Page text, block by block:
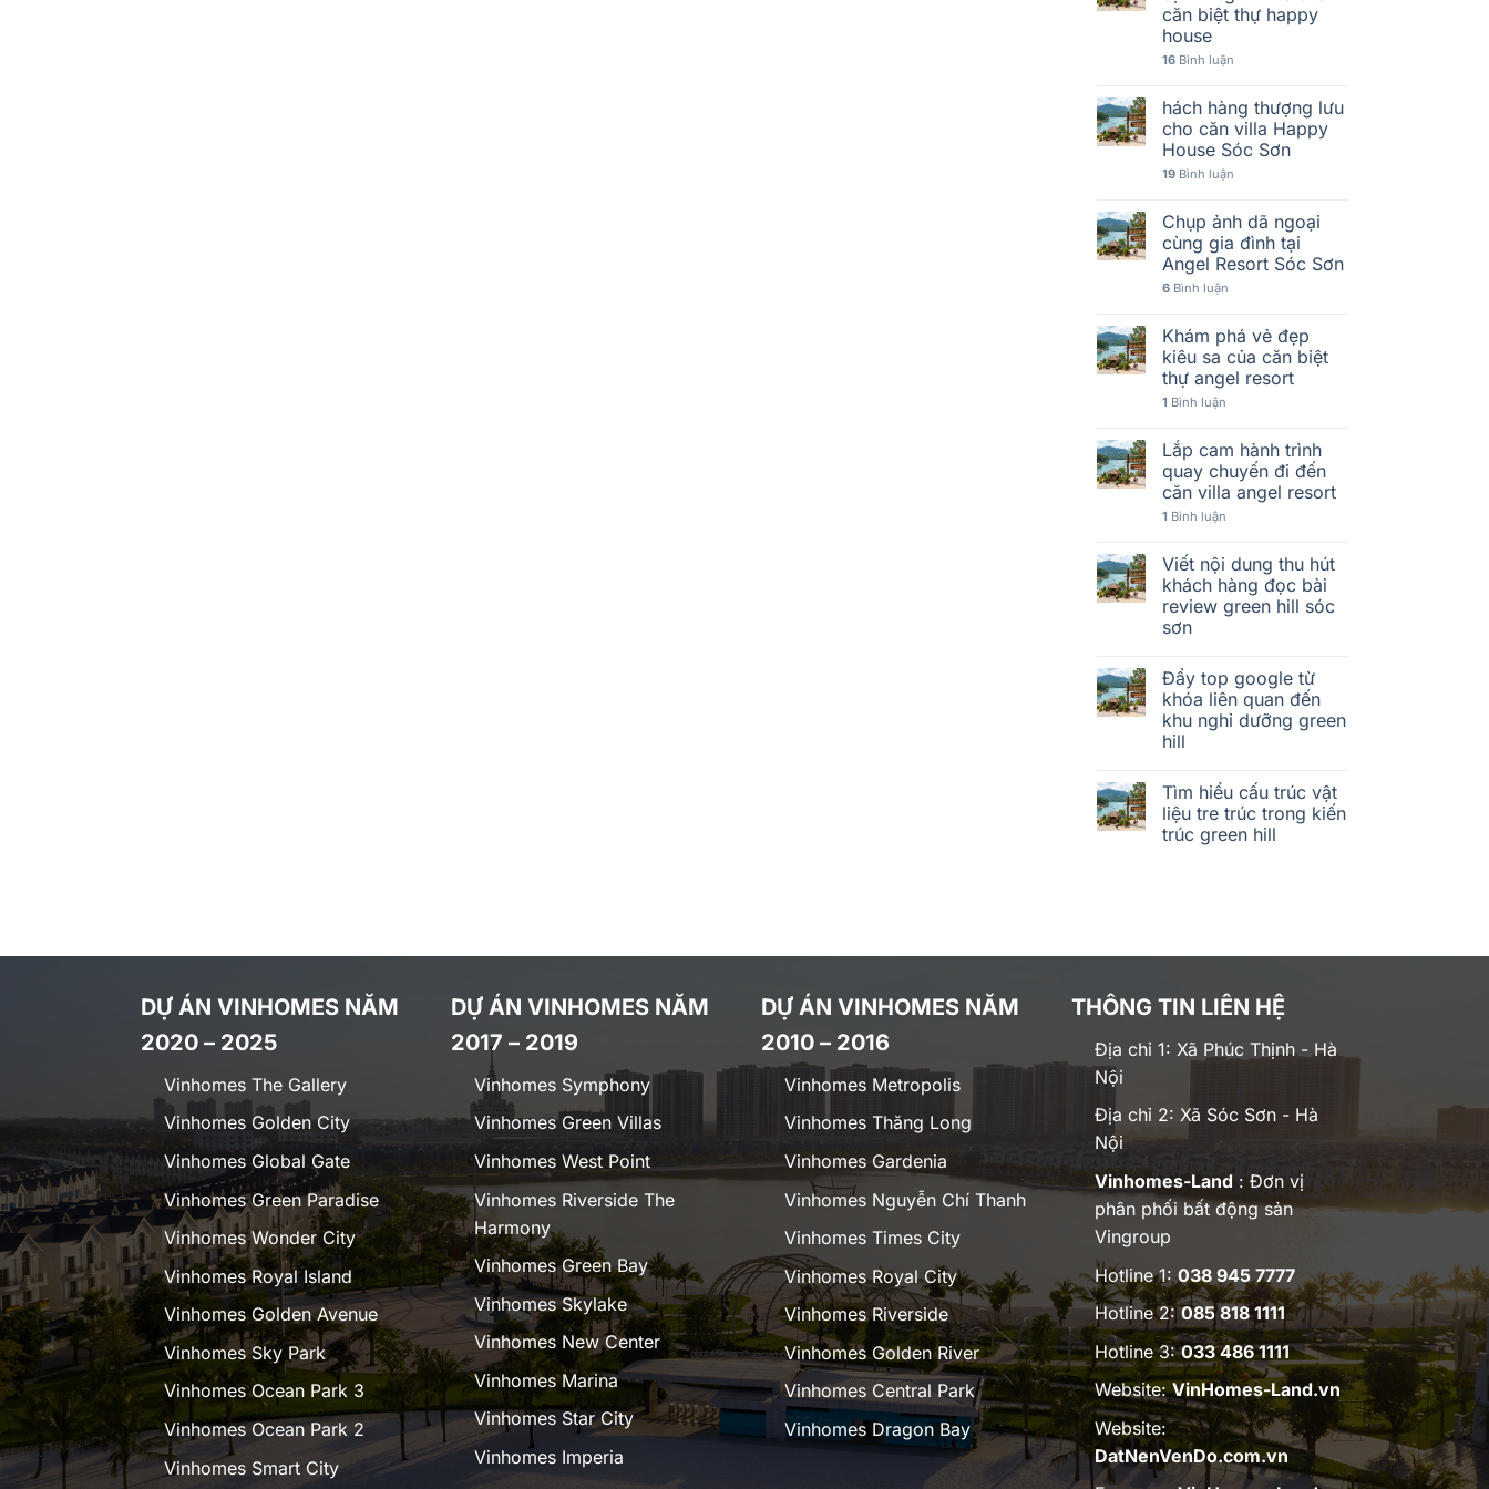
căn biệt thự happy
house
16Bình luận
hách hàng thượng lưu
cho căn villa Happy
House Sóc Sơn
19Bình luận
Chụp ảnh dã ngoại
cùng gia đình tại
Angel Resort Sóc Sơn
6Bình luận
Khám phá vẻ đẹp
kiêu sa của căn biệt
thự angel resort
1 Bình luận
Lắp cam hành trình
quay chuyến đi đến
căn villa angel resort
1 Bình luận
Viết nội dung thu hút
khách hàng đọc bài
review green hill sóc
sơn
Đẩy top google từ
khóa liên quan đến
khu nghỉ dưỡng green
hill
Tìm hiểu cấu trúc vật
liệu tre trúc trong kiến
trúc green hill
DỰ ÁN VINHOMES NĂM
2020 – 2025
Vinhomes The Gallery
Vinhomes Golden City
Vinhomes Global Gate
Vinhomes Green Paradise
Vinhomes Wonder City
Vinhomes Royal Island
Vinhomes Golden Avenue
Vinhomes Sky Park
Vinhomes Ocean Park 3
Vinhomes Ocean Park 2
Vinhomes Smart City
DỰ ÁN VINHOMES NĂM
2017 – 2019
Vinhomes Symphony
Vinhomes Green Villas
Vinhomes West Point
Vinhomes Riverside The
Harmony
Vinhomes Green Bay
Vinhomes Skylake
Vinhomes New Center
Vinhomes Marina
Vinhomes Star City
Vinhomes Imperia
DỰ ÁN VINHOMES NĂM
2010 – 2016
Vinhomes Metropolis
Vinhomes Thăng Long
Vinhomes Gardenia
Vinhomes Nguyễn Chí Thanh
Vinhomes Times City
Vinhomes Royal City
Vinhomes Riverside
Vinhomes Golden River
Vinhomes Central Park
Vinhomes Dragon Bay
THÔNG TIN LIÊN HỆ
Địa chỉ 1: Xã Phúc Thịnh - Hà
Nội
Địa chỉ 2: Xã Sóc Sơn - Hà
Nội
Vinhomes-Land: Đơn vị
phân phối bất động sản
Vingroup
Hotline 1:038 945 7777
Hotline 2:085 818 1111
Hotline 3:033 486 1111
Website:VinHomes-Land.vn
Website:
DatNenVenDo.com.vn